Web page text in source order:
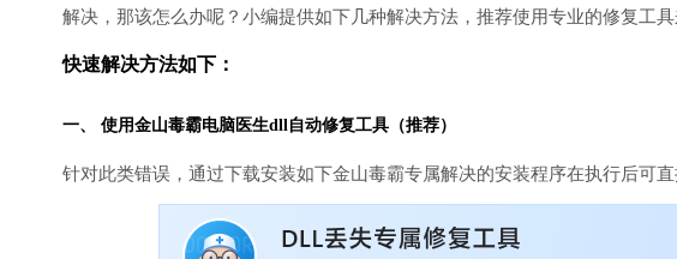
解决，那该怎么办呢？小编提供如下几种解决方法，推荐使用专业的修复工具
快速解决方法如下：
一、 使用金山毒霸电脑医生dll自动修复工具（推荐）
针对此类错误，通过下载安装如下金山毒霸专属解决的安装程序在执行后可